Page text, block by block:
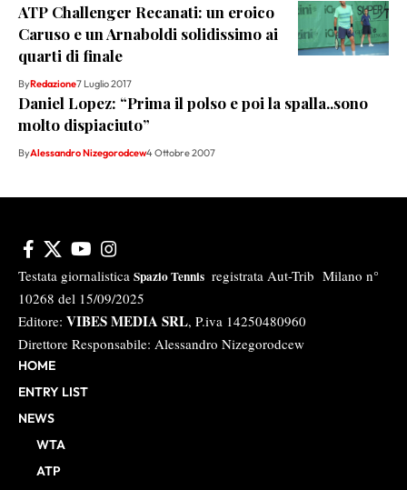
ATP Challenger Recanati: un eroico
Caruso e un Arnaboldi solidissimo ai
quarti di finale
ByRedazione7 Luglio 2017
Daniel Lopez: “Prima il polso e poi la spalla..sono
molto dispiaciuto”
ByAlessandro Nizegorodcew4 Ottobre 2007
Testata giornalistica Spazio Tennis registrata Aut-Trib Milano n°
10268 del 15/09/2025
Editore: VIBES MEDIA SRL, P.iva 14250480960
Direttore Responsabile: Alessandro Nizegorodcew
HOME
ENTRY LIST
NEWS
WTA
ATP